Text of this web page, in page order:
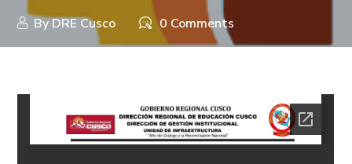
ByDRE Cusco 0 Comments